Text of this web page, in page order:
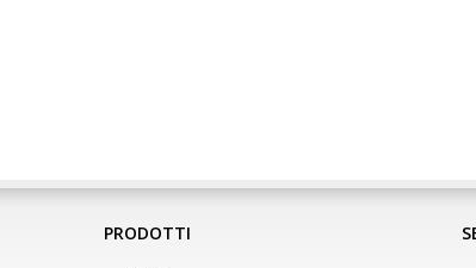
PRODOTTI